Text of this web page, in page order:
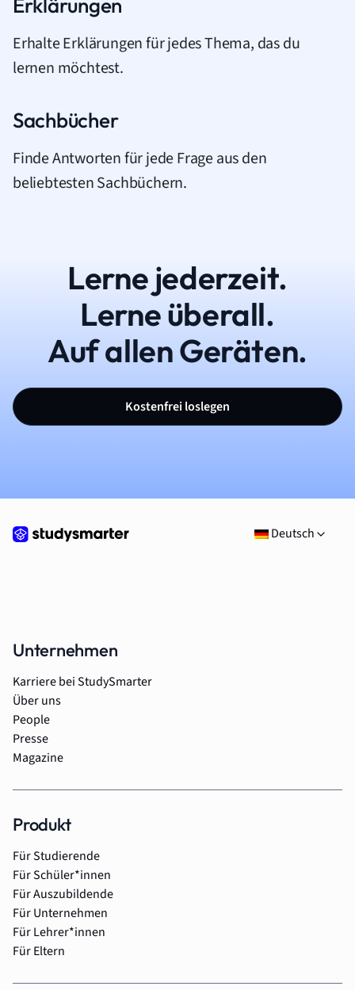
Erhalte Erklärungen für jedes Thema, das du
lernen möchtest.
Sachbücher
Finde Antworten für jede Frage aus den
beliebtesten Sachbüchern.
Lerne jederzeit.
Lerne überall.
Auf allen Geräten.
Kostenfrei loslegen
Deutsch
Unternehmen
Karriere bei StudySmarter
Über uns
People
Presse
Magazine
Produkt
Für Studierende
Für Schüler*innen
Für Auszubildende
Für Unternehmen
Für Lehrer*innen
Für Eltern